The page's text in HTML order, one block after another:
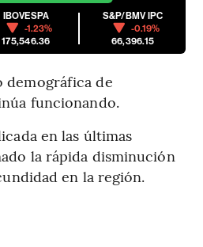
IBOVESPA
-1.23%
175,546.36
S&P/BMV IPC
-0.19%
66,396.15
demográfica de
funcionando.
en las últimas
la rápida disminución
en la región.